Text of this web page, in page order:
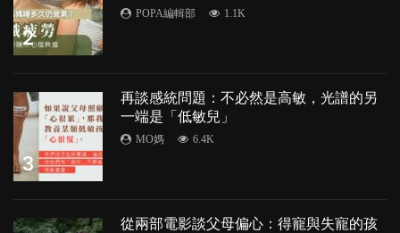
2
POPA編輯部 1.1K
3
再談感統問題：不必然是高敏，光譜的另
一端是「低敏兒」
MO媽 6.4K
從兩部電影談父母偏心：得寵與失寵的孩